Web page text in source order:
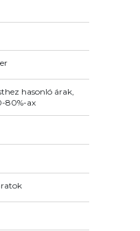
hasonló árak,
80%-ax